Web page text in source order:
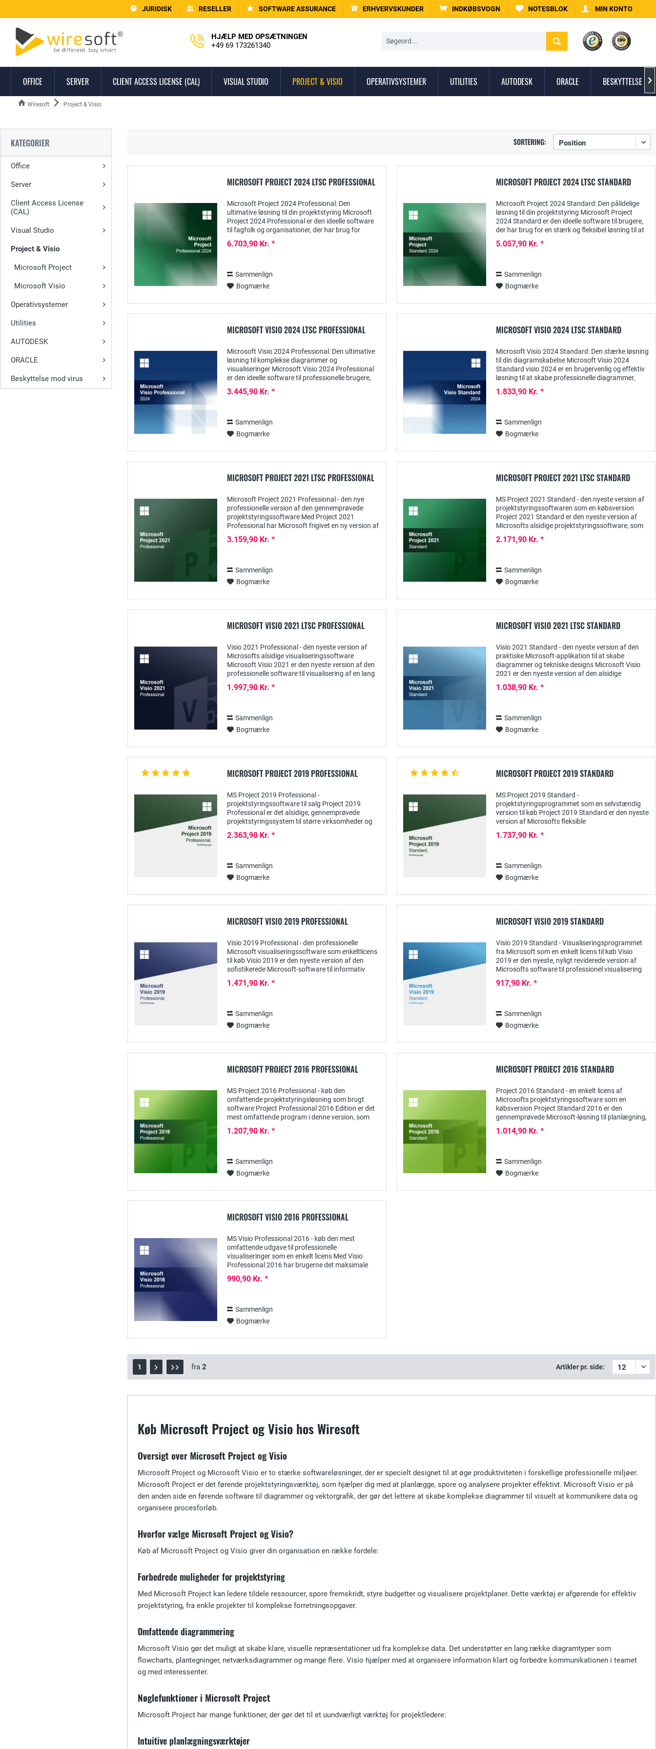
JURIDISK RESELLER SOFTWARE ASSURANCE ERHVERVSKUNDER INDKØBSVOGN NOTESBLOK MIN KONTO
HJÆLP MED OPSÆTNINGEN
+49 69 173261340
OFFICE SERVER CLIENT ACCESS LICENSE (CAL) VISUAL STUDIO PROJECT & VISIO OPERATIVSYSTEMER UTILITIES AUTODESK ORACLE BESKYTTELSE 
Wiresoft Project & Visio
KATEGORIER
Office
Server
Client Access License
(CAL)
Visual Studio
Project & Visio
Microsoft Project
Microsoft Visio
Operativsystemer
Utilities
AUTODESK
ORACLE
Beskyttelse mod virus
SORTERING:
MICROSOFT PROJECT 2024 LTSC PROFESSIONAL
Microsoft Project 2024 Professional: Den
ultimative løsning til din projektstyring Microsoft
Project 2024 Professional er den ideelle software
til fagfolk og organisationer, der har brug for
6.703,90 Kr. *
Sammenlign
Bogmærke
MICROSOFT PROJECT 2024 LTSC STANDARD
Microsoft Project 2024 Standard: Den pålidelige
løsning til din projektstyring Microsoft Project
2024 Standard er den ideelle software til brugere,
der har brug for en stærk og fleksibel løsning til at
5.057,90 Kr. *
Sammenlign
Bogmærke
MICROSOFT VISIO 2024 LTSC PROFESSIONAL
Microsoft Visio 2024 Professional: Den ultimative
løsning til komplekse diagrammer og
visualiseringer Microsoft Visio 2024 Professional
er den ideelle software til professionelle brugere,
diagrammer,...
3.445,90 Kr. *
Sammenlign
Bogmærke
MICROSOFT VISIO 2024 LTSC STANDARD
Microsoft Visio 2024 Standard: Den stærke løsning
til din diagramskabelse Microsoft Visio 2024
Standard visio 2024 er en brugervenlig og effektiv
løsning til at skabe professionelle diagrammer,
1.833,90 Kr. *
Sammenlign
Bogmærke
MICROSOFT PROJECT 2021 LTSC PROFESSIONAL
Microsoft Project 2021 Professional - den nye
professionelle version af den gennemprøvede
projektstyringssoftware Med Project 2021
Professional har Microsoft frigivet en ny version af
3.159,90 Kr. *
Sammenlign
Bogmærke
MICROSOFT PROJECT 2021 LTSC STANDARD
MS Project 2021 Standard - den nyeste version af
projektstyringssoftwaren som en købsversion
Project 2021 Standard er den nyeste version af
Microsofts alsidige projektstyringssoftware, som
2.171,90 Kr. *
Sammenlign
Bogmærke
MICROSOFT VISIO 2021 LTSC PROFESSIONAL
Visio 2021 Professional - den nyeste version af
Microsofts alsidige visualiseringssoftware
Microsoft Visio 2021 er den nyeste version af den
professionelle software til visualisering af en lang
1.997,90 Kr. *
Sammenlign
Bogmærke
MICROSOFT VISIO 2021 LTSC STANDARD
Visio 2021 Standard - den nyeste version af den
praktiske Microsoft-applikation til at skabe
diagrammer og tekniske designs Microsoft Visio
2021 er den nyeste version af den alsidige
en...
1.038,90 Kr. *
Sammenlign
Bogmærke
MICROSOFT PROJECT 2019 PROFESSIONAL
MS Project 2019 Professional -
projektstyringssoftware til salg Project 2019
Professional er det alsidige, gennemprøvede
projektstyringssystem til større virksomheder og
praktiske...
2.363,90 Kr. *
Sammenlign
Bogmærke
MICROSOFT PROJECT 2019 STANDARD
MS Project 2019 Standard -
projektstyringsprogrammet som en selvstændig
version til køb Project 2019 Standard er den nyeste
version af Microsofts fleksible
til små og mellemstore...
1.737,90 Kr. *
Sammenlign
Bogmærke
MICROSOFT VISIO 2019 PROFESSIONAL
Visio 2019 Professional - den professionelle
Microsoft visualiseringssoftware som enkeltlicens
til køb Visio 2019 er den nyeste version af den
sofistikerede Microsoft-software til informativ
1.471,90 Kr. *
Sammenlign
Bogmærke
MICROSOFT VISIO 2019 STANDARD
Visio 2019 Standard - Visualiseringsprogrammet
fra Microsoft som en enkelt licens til køb Visio
2019 er den nyeste, nyligt reviderede version af
Microsofts software til professionel visualisering
917,90 Kr. *
Sammenlign
Bogmærke
MICROSOFT PROJECT 2016 PROFESSIONAL
MS Project 2016 Professional - køb den
omfattende projektstyringsløsning som brugt
software Project Professional 2016 Edition er det
mest omfattende program i denne version, som
implementering...
1.207,90 Kr. *
Sammenlign
Bogmærke
MICROSOFT PROJECT 2016 STANDARD
Project 2016 Standard - en enkelt licens af
Microsofts projektstyringssoftware som en
købsversion Project Standard 2016 er den
gennemprøvede Microsoft-løsning til planlægning,
projekter i små...
1.014,90 Kr. *
Sammenlign
Bogmærke
MICROSOFT VISIO 2016 PROFESSIONAL
MS Visio Professional 2016 - køb den mest
omfattende udgave til professionelle
visualiseringer som en enkelt licens Med Visio
Professional 2016 har brugerne det maksimale
professionelt at...
990,90 Kr. *
Sammenlign
Bogmærke
1 fra 2 Artikler pr. side:
Køb Microsoft Project og Visio hos Wiresoft
Oversigt over Microsoft Project og Visio
Microsoft Project og Microsoft Visio er to stærke softwareløsninger, der er specielt designet til at øge produktiviteten i forskellige professionelle miljøer.
Microsoft Project er det førende projektstyringsværktøj, som hjælper dig med at planlægge, spore og analysere projekter effektivt. Microsoft Visio er på
den anden side en førende software til diagrammer og vektorgrafik, der gør det lettere at skabe komplekse diagrammer til visuelt at kommunikere data og
organisere procesforløb.
Hvorfor vælge Microsoft Project og Visio?
Køb af Microsoft Project og Visio giver din organisation en række fordele:
Forbedrede muligheder for projektstyring
Med Microsoft Project kan ledere tildele ressourcer, spore fremskridt, styre budgetter og visualisere projektplaner. Dette værktøj er afgørende for effektiv
projektstyring, fra enkle projekter til komplekse forretningsopgaver.
Omfattende diagrammering
Microsoft Visio gør det muligt at skabe klare, visuelle repræsentationer ud fra komplekse data. Det understøtter en lang række diagramtyper som
flowcharts, plantegninger, netværksdiagrammer og mange flere. Visio hjælper med at organisere information klart og forbedre kommunikationen i teamet
og med interessenter.
Nøglefunktioner i Microsoft Project
Microsoft Project har mange funktioner, der gør det til et uundværligt værktøj for projektledere:
Intuitive planlægningsværktøjer